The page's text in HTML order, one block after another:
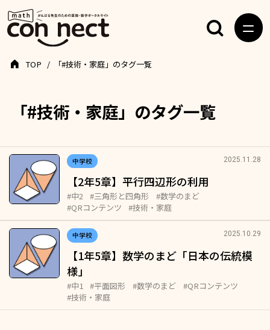
「#技術・家庭」のタグ一覧
TOP 「#技術・家庭」のタグ一覧
中学校 2025.11.28
【2年5章】平行四辺形の利用
#中2 #三角形と四角形
#数学のまど
#QRコンテンツ
#技術・家庭
中学校 2025.10.29
【1年5章】数学のまど「日本の伝統模
様」
#中1 #平面図形 #数学のまど
#QRコンテンツ
#技術・家庭